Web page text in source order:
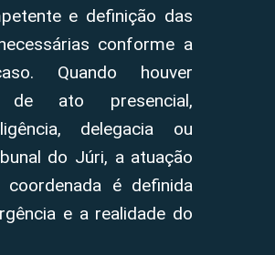
e definição das
conforme a
Quando houver
de ato presencial,
delegacia ou
do Júri, a atuação
coordenada é definida
e a realidade do